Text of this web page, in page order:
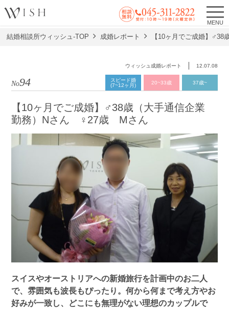
MENU
結婚相談所ウィッシュ-TOP 成婚レポート 【10ヶ月でご成婚】
ウィッシュ成婚レポート 12.07.08
No.94
スピード婚
(7~12ヶ月)
20~33歳 37歳~
【10ヶ月でご成婚】♂38歳（大手通信企業
勤務）Nさん ♀27歳 Mさん
スイスやオーストリアへの新婚旅行を計画中のお二人
で、雰囲気も波長もぴったり。何から何まで考え方やお
好みが一致し、どこにも無理がない理想のカップルで